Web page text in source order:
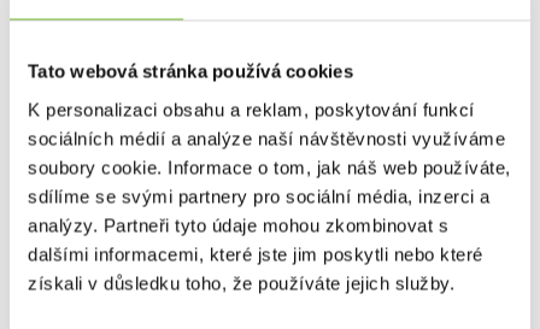
Tato webová stránka používá cookies
K personalizaci obsahu a reklam, poskytování funkcí
sociálních médií a analýze naší návštěvnosti využíváme
soubory cookie. Informace o tom, jak náš web používáte,
sdílíme se svými partnery pro sociální média, inzerci a
analýzy. Partneři tyto údaje mohou zkombinovat s
dalšími informacemi, které jste jim poskytli nebo které
získali v důsledku toho, že používáte jejich služby.